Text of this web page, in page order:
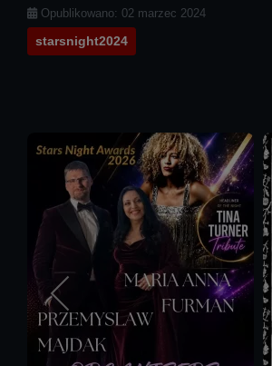
Szczegóły
Opublikowano: 02 marzec 2024
starsnight2024